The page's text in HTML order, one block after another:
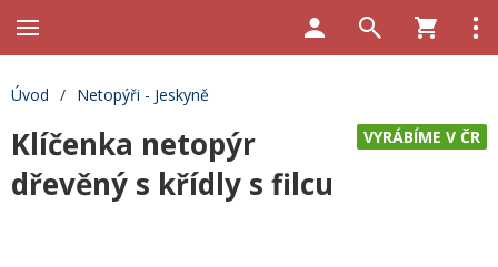
Úvod / Netopýři - Jeskyně
VYRÁBÍME V ČR
Klíčenka netopýr
dřevěný s křídly s filcu